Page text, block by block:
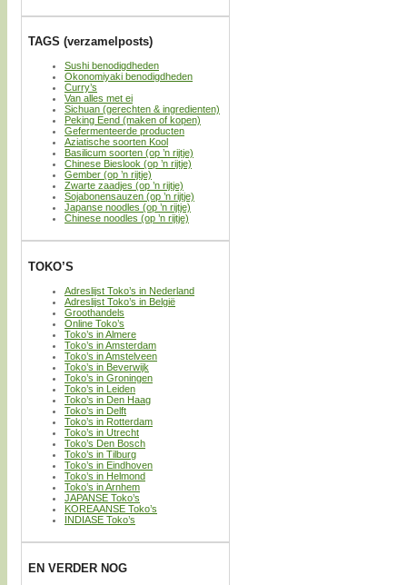
TAGS (verzamelposts)
Sushi benodigdheden
Okonomiyaki benodigdheden
Curry’s
Van alles met ei
Sichuan (gerechten & ingredienten)
Peking Eend (maken of kopen)
Gefermenteerde producten
Aziatische soorten Kool
Basilicum soorten (op ’n rijtje)
Chinese Bieslook (op ’n rijtje)
Gember (op ’n rijtje)
Zwarte zaadjes (op ’n rijtje)
Sojabonensauzen (op ’n rijtje)
Japanse noodles (op ’n rijtje)
Chinese noodles (op ’n rijtje)
TOKO’S
Adreslijst Toko’s in Nederland
Adreslijst Toko’s in België
Groothandels
Online Toko’s
Toko’s in Almere
Toko’s in Amsterdam
Toko’s in Amstelveen
Toko’s in Beverwijk
Toko’s in Groningen
Toko’s in Leiden
Toko’s in Den Haag
Toko’s in Delft
Toko’s in Rotterdam
Toko’s in Utrecht
Toko’s Den Bosch
Toko’s in Tilburg
Toko’s in Eindhoven
Toko’s in Helmond
Toko’s in Arnhem
JAPANSE Toko’s
KOREAANSE Toko’s
INDIASE Toko’s
EN VERDER NOG